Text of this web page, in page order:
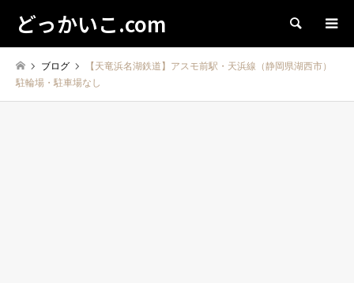
どっかいこ.com 検索
ブログ
【天竜浜名湖鉄道】アスモ前駅・天浜線（静岡県湖西市）
駐輪場・駐車場なし